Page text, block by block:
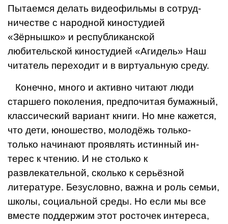
Пытаемся делать видеофильмы в сотруд­
ничестве с народной киностудией
«Зёрнышко» и республиканской
любительской киностудией «Агидель» Наш
читатель переходит и в виртуальную среду.
Конечно, много и активно читают люди
старшего поколения, предпочитая бумажный,
классический вариант книги. Но мне кажется,
что дети, юношество, молодёжь только-
только начинают проявлять истинный ин­
терес к чтению. И не столько к
развлекательной, сколь­ко к серьёзной
литературе. Безусловно, важна и роль семьи,
школы, социальной среды. Но если мы все
вме­сте поддержим этот росточек интереса,